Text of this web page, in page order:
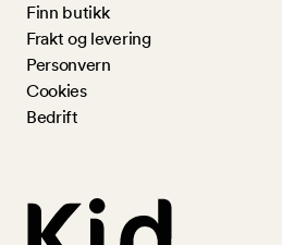
Finn butikk
Frakt og levering
Personvern
Cookies
Bedrift